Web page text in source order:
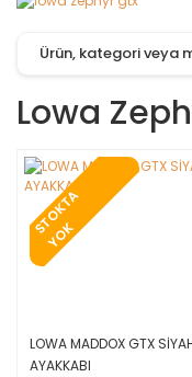
Lowa
S
T
O
K
T
A
Y
O
K
LOWA MADDOX GTX
AYAKKABI